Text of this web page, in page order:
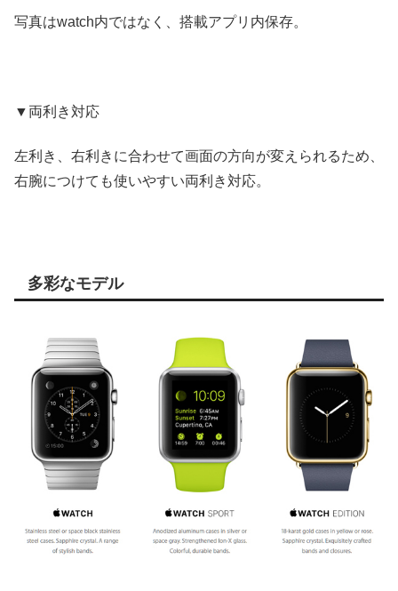
写真はwatch内ではなく、搭載アプリ内保存。
▼両利き対応
左利き、右利きに合わせて画面の方向が変えられるため、
右腕につけても使いやすい両利き対応。
多彩なモデル